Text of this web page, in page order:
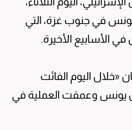
في جنوب غزة، التي
الأسابيع الأخيرة.
«خلال اليوم الفائت
يونس وعمقت العملية في